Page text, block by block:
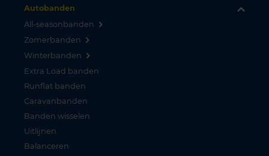
Autobanden
All-seasonbanden
Zomerbanden
Winterbanden
Extra Load banden
Runflat banden
Caravanbanden
Banden wisselen
Uitlijnen
Balanceren